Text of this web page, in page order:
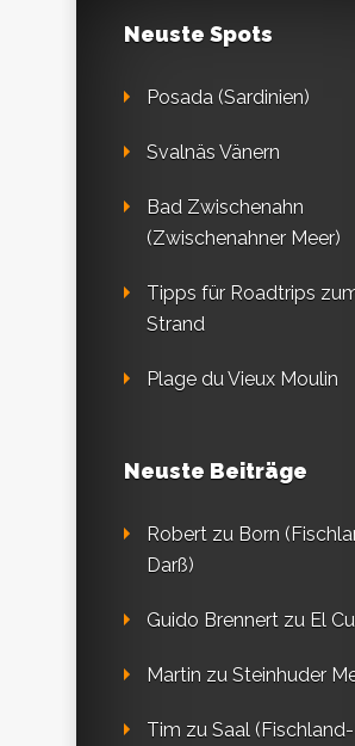
Neuste Spots
Posada (Sardinien)
Svalnäs Vänern
Bad Zwischenahn
(Zwischenahner Meer)
Tipps für Roadtrips
Strand
Plage du Vieux Moulin
Neuste Beiträge
Robert zu Born
Darß)
Guido Brennert zu El
Martin zu Steinhuder
Tim zu Saal